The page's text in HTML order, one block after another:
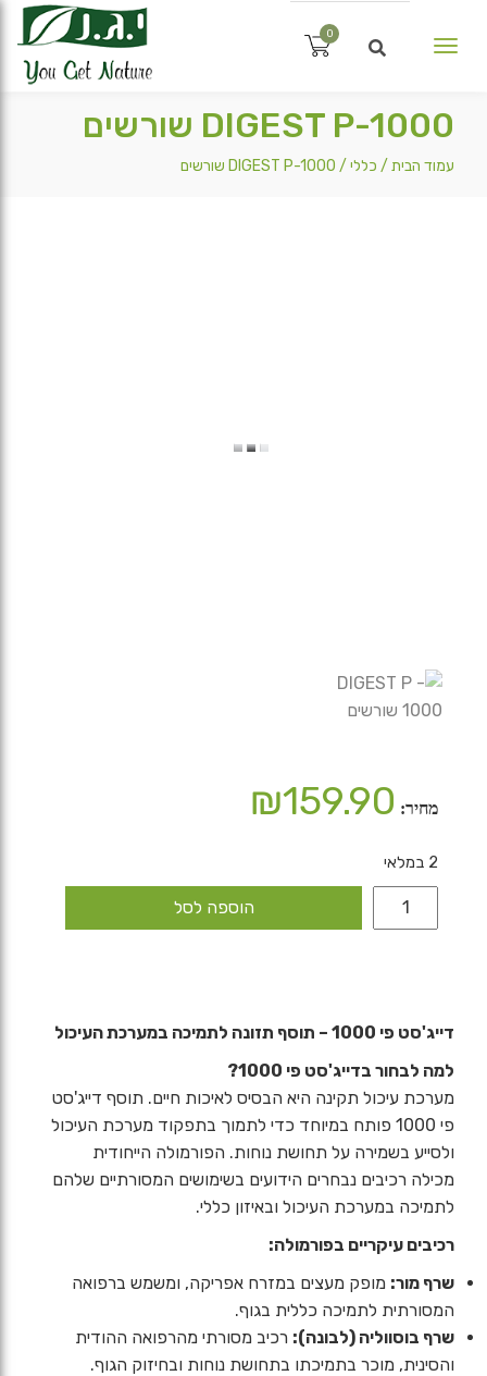
Toggle
0
אין מוצרים בסל הקניות.
DIGEST P-1000 שורשים
עמוד הבית / כללי / DIGEST P-1000 שורשים
מחיר: ₪159.90
2 במלאי
כמות
הוספה לסל
דייג'סט פי 1000 – תוסף תזונה לתמיכה במערכת העיכול
למה לבחור בדייג'סט פי 1000?
מערכת עיכול תקינה היא הבסיס לאיכות חיים. תוסף דייג'סט
פי 1000 פותח במיוחד כדי לתמוך בתפקוד מערכת העיכול
ולסייע בשמירה על תחושת נוחות. הפורמולה הייחודית
מכילה רכיבים נבחרים הידועים בשימושים המסורתיים שלהם
לתמיכה במערכת העיכול ובאיזון כללי.
רכיבים עיקריים בפורמולה:
שרף מור: מופק מעצים במזרח אפריקה, ומשמש ברפואה
המסורתית לתמיכה כללית בגוף.
שרף בוסווליה (לבונה): רכיב מסורתי מהרפואה ההודית
והסינית, מוכר בתמיכתו בתחושת נוחות ובחיזוק הגוף.